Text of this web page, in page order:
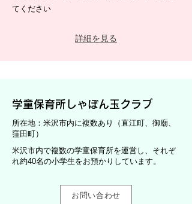
てください
詳細を見る
学童保育所しゃぼん玉クラブ
所在地：米沢市内に複数あり（直江町、御廟、
窪田町）
米沢市内で複数の学童保育所を運営し、それぞ
れ約40名の小学生をお預かりしています。
お問い合わせ